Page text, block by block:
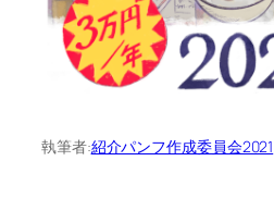
執筆者:紹介パンフ作成委員会2021